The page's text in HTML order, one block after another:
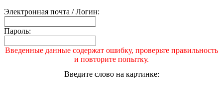
Электронная почта / Логин:
Пароль:
Введенные данные содержат ошибку, проверьте правильность
и повторите попытку.
Введите слово на картинке: